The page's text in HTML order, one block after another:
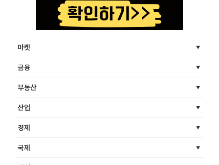
마켓
금융
부동산
산업
경제
국제